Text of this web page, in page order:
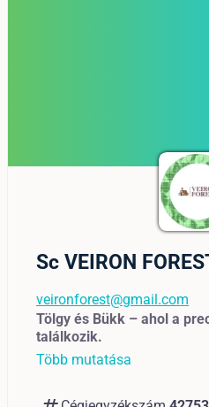
Sc VEIRON
veironforest@gmail.com
Tölgy és Bükk – ahol a
találkozik.
Több mutatása